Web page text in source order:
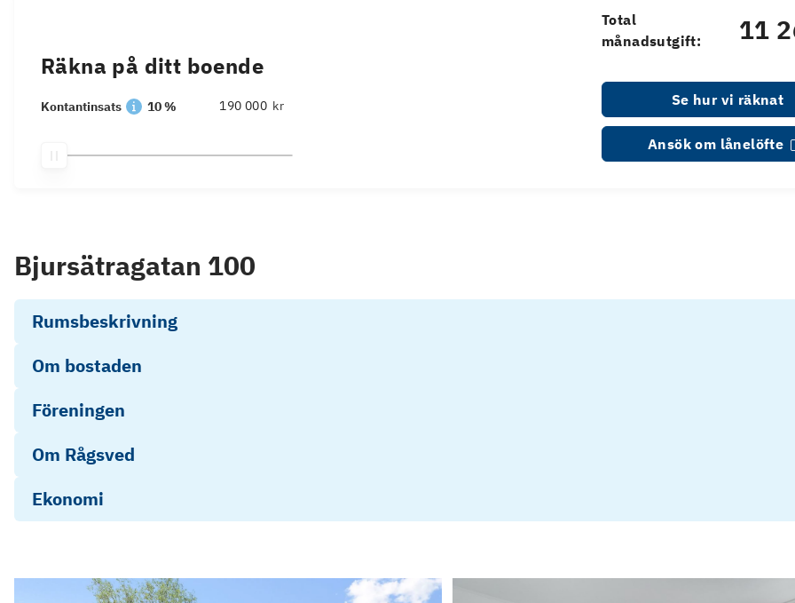
Räkna på ditt boende
Kontantinsats 10 % kr
Total
månadsutgift:
11
Se hur vi räknat
Ansök om lånelöfte
Bjursätragatan 100
Rumsbeskrivning
Om bostaden
Föreningen
Om Rågsved
Ekonomi